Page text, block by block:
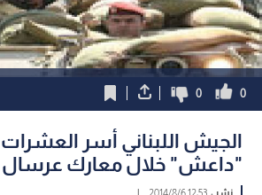
0
0
الجيش اللبناني أسر
"داعش" خلال معارك عرسال